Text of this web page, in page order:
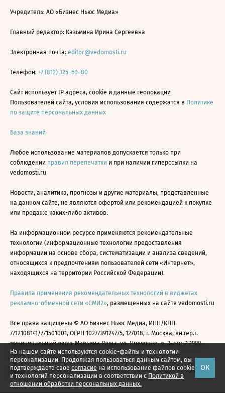
На нашем сайте используются cookie-файлы и технологии
персонализации. Продолжая пользоваться данным сайтом, вы
подтверждаете свое согласие на использование файлов cookie
и технологий персонализации в соответствии с Политикой в
отношении обработки персональных данных.
ОК
Учредитель: АО «Бизнес Ньюс Медиа»
Главный редактор: Казьмина Ирина Сергеевна
Электронная почта: editor@vedomosti.ru
Телефон: +7 (812) 325–60–80
Сайт использует IP адреса, cookie и данные геолокации
Пользователей сайта, условия использования содержатся в Политике
по защите персональных данных
База знаний
Любое использование материалов допускается только при
соблюдении правил перепечатки и при наличии гиперссылки на
vedomosti.ru
Новости, аналитика, прогнозы и другие материалы, представленные
на данном сайте, не являются офертой или рекомендацией к покупке
или продаже каких-либо активов.
На информационном ресурсе применяются рекомендательные
технологии (информационные технологии предоставления
информации на основе сбора, систематизации и анализа сведений,
относящихся к предпочтениям пользователей сети «Интернет»,
находящихся на территории Российской Федерации).
Правила применения рекомендательных технологий в виджетах
рекламно-обменной сети «СМИ2», размещенных на сайте vedomosti.ru
Все права защищены © АО Бизнес Ньюс Медиа, ИНН/КПП
7712108141/771501001, ОГРН 1027739124775, 127018, г. Москва, вн.тер.г.
муниципальный округ Марьина Роща, ул. Полковая, д. 3, стр. 1 1999—
2026